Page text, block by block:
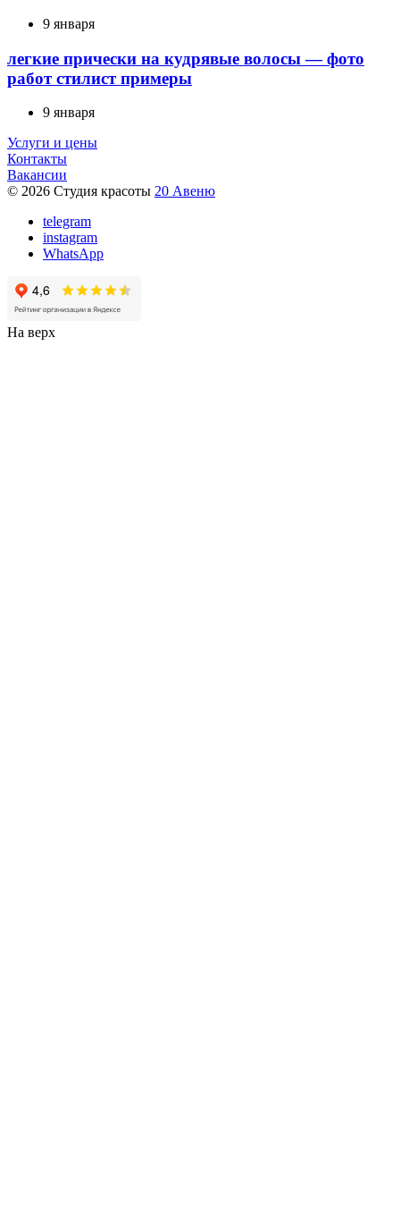
9 января
легкие прически на кудрявые волосы — фото
работ стилист примеры
9 января
Услуги и цены
Контакты
Вакансии
© 2026 Студия красоты 20 Авеню
telegram
instagram
WhatsApp
На верх